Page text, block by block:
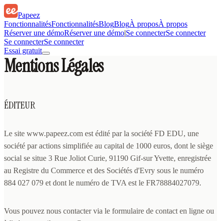
Papeez
FonctionnalitésFonctionnalitésBlogBlogÀ proposÀ propos
Réserver une démoRéserver une démo|Se connecterSe connecter
Se connecterSe connecter
Essai gratuit
Mentions Légales
ÉDITEUR
Le site www.papeez.com est édité par la société FD EDU, une
société par actions simplifiée au capital de 1000 euros, dont le siège
social se situe 3 Rue Joliot Curie, 91190 Gif-sur Yvette, enregistrée
au Registre du Commerce et des Sociétés d'Evry sous le numéro
884 027 079 et dont le numéro de TVA est le FR78884027079.
Vous pouvez nous contacter via le formulaire de contact en ligne ou